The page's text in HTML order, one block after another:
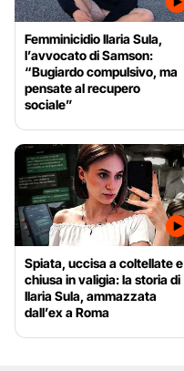
Femminicidio Ilaria Sula,
l’avvocato di Samson:
“Bugiardo compulsivo, ma
pensate al recupero
sociale”
Spiata, uccisa a coltellate e
chiusa in valigia: la storia di
Ilaria Sula, ammazzata
dall’ex a Roma